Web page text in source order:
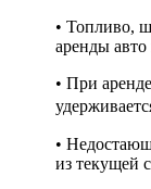
• Топливо,
аренды авто
• При
•
из текущей